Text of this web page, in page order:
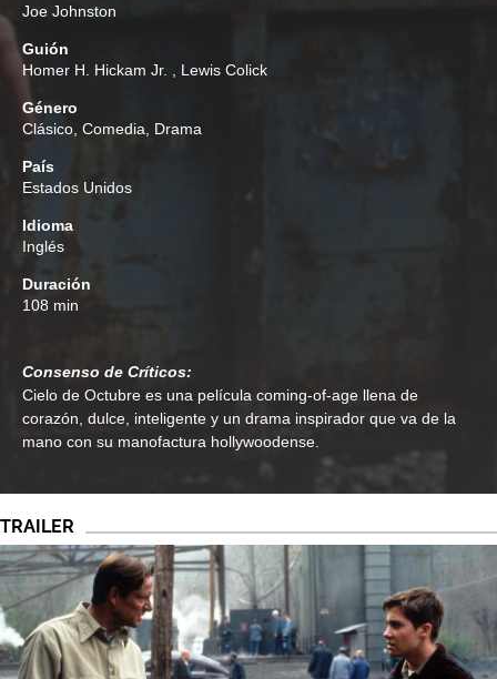
Joe Johnston
Guión
Homer H. Hickam Jr.
Lewis Colick
Género
Clásico Comedia Drama
País
Estados Unidos
Idioma
Inglés
Duración
108 min
Consenso de Críticos:
Cielo de Octubre es una película coming-of-age llena de
corazón, dulce, inteligente y un drama inspirador que va de la
mano con su manofactura hollywoodense.
TRAILER